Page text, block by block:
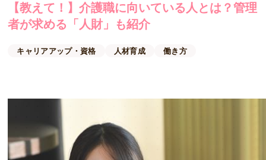
【教えて！】介護職に向いている人とは？管理
者が求める「人財」も紹介
キャリアアップ・資格 人材育成 働き方